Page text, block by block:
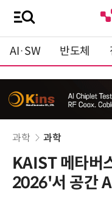
AI·SW 반도체
과학 과학
KAIST 메타버
2026'서 공간